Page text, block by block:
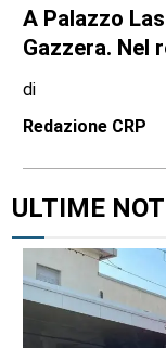
A Palazzo
Gazzera. Nel
di
Redazione CRP
ULTIME